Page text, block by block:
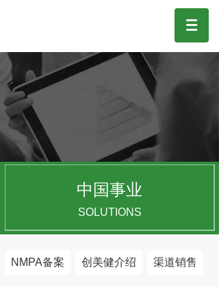
中国事业
SOLUTIONS
NMPA备案 创美健介绍 渠道销售